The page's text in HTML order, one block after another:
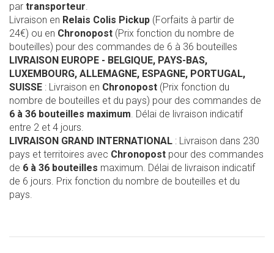
par transporteur.
Livraison en Relais Colis Pickup (Forfaits à partir de
24€) ou en Chronopost (Prix fonction du nombre de
bouteilles) pour des commandes de 6 à 36 bouteilles
LIVRAISON EUROPE - BELGIQUE, PAYS-BAS,
LUXEMBOURG, ALLEMAGNE, ESPAGNE, PORTUGAL,
SUISSE : Livraison en Chronopost (Prix fonction du
nombre de bouteilles et du pays) pour des commandes de
6 à 36 bouteilles maximum. Délai de livraison indicatif
entre 2 et 4 jours.
LIVRAISON GRAND INTERNATIONAL : Livraison dans 230
pays et territoires avec Chronopost pour des commandes
de 6 à 36 bouteilles maximum. Délai de livraison indicatif
de 6 jours. Prix fonction du nombre de bouteilles et du
pays.